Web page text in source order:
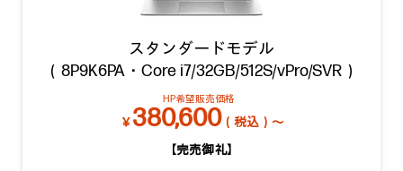
スタンダードモデル
（8P9K6PA・Core i7/32GB/512S/vPro/SVR）
HP希望販売価格
￥380,600（税込）～
【完売御礼】